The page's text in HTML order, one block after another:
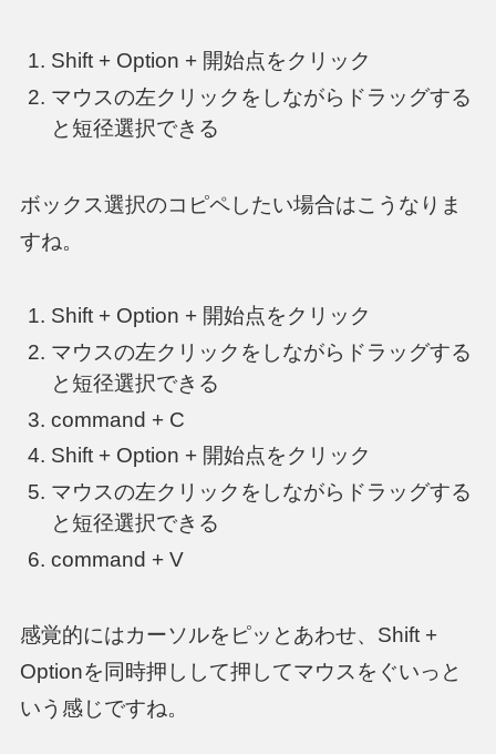
Shift + Option + 開始点をクリック
マウスの左クリックをしながらドラッグする
と短径選択できる
ボックス選択のコピペしたい場合はこうなりま
すね。
Shift + Option + 開始点をクリック
マウスの左クリックをしながらドラッグする
と短径選択できる
command + C
Shift + Option + 開始点をクリック
マウスの左クリックをしながらドラッグする
と短径選択できる
command + V
感覚的にはカーソルをピッとあわせ、Shift +
Optionを同時押しして押してマウスをぐいっと
いう感じですね。